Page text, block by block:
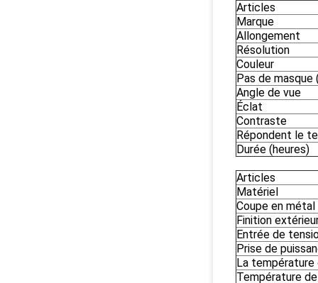
Articles
Marque
Allongement
Résolution
Couleur
Pas de
Angle de vue
Éclat
Contraste
Répondent le
Durée (heures)
Articles
Matériel
Coupe en métal
Finition
Entrée de
Prise de
La température
Température